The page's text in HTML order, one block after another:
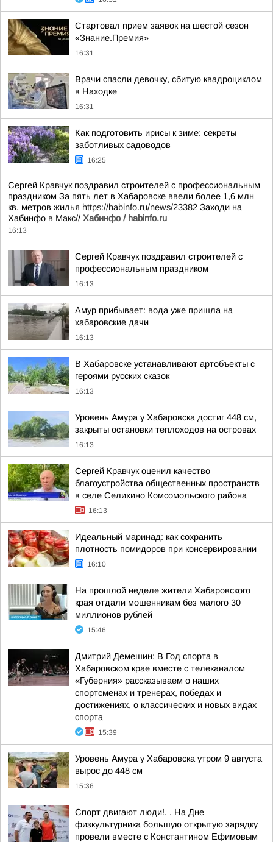
Стартовал прием заявок на шестой сезон
«Знание.Премия»
16:31
Врачи спасли девочку, сбитую квадроциклом
в Находке
16:31
Как подготовить ирисы к зиме: секреты
заботливых садоводов
16:25
Сергей Кравчук поздравил строителей с профессиональным
праздником За пять лет в Хабаровске ввели более 1,6 млн
кв. метров жилья https://habinfo.ru/news/23382 Заходи на
Хабинфо в Макс// Хабинфо / habinfo.ru
16:13
Сергей Кравчук поздравил строителей с
профессиональным праздником
16:13
Амур прибывает: вода уже пришла на
хабаровские дачи
16:13
В Хабаровске устанавливают артобъекты с
героями русских сказок
16:13
Уровень Амура у Хабаровска достиг 448 см,
закрыты остановки теплоходов на островах
16:13
Сергей Кравчук оценил качество
благоустройства общественных пространств
в селе Селихино Комсомольского района
16:13
Идеальный маринад: как сохранить
плотность помидоров при консервировании
16:10
На прошлой неделе жители Хабаровского
края отдали мошенникам без малого 30
миллионов рублей
15:46
Дмитрий Демешин: В Год спорта в
Хабаровском крае вместе с телеканалом
«Губерния» рассказываем о наших
спортсменах и тренерах, победах и
достижениях, о классических и новых видах
спорта
15:39
Уровень Амура у Хабаровска утром 9 августа
вырос до 448 см
15:36
Спорт двигают люди!. . На Дне
физкультурника большую открытую зарядку
провели вместе с Константином Ефимовым